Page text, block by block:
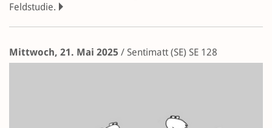
Feldstudie.
Mittwoch, 21. Mai 2025 / Sentimatt (SE) SE 128